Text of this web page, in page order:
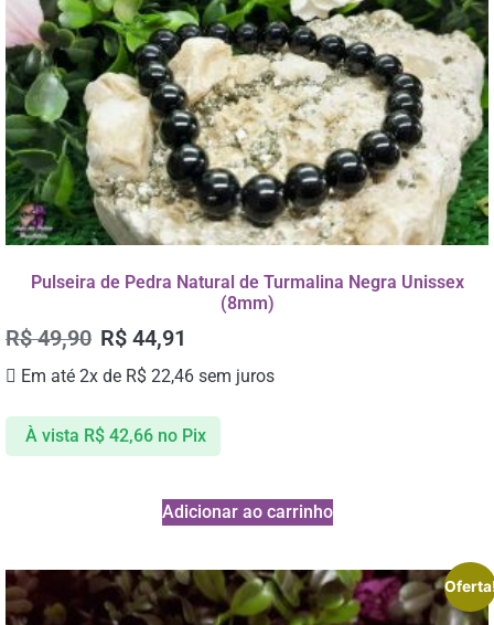
Pulseira de Pedra Natural de Turmalina Negra Unissex
(8mm)
R$49,90 R$ 44,91
Em até 2x de R$ 22,46 sem juros
À vista R$42,66 no Pix
Adicionar ao carrinho